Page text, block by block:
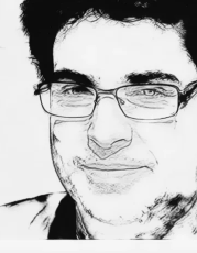
زينب واسطورة الخلود الشيعة
38 دقيقة Ago